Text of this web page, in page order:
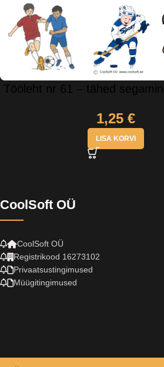
Tööleht nr 61 – tähed
1,25 €
LISA KORVI
CoolSoft OÜ
CoolSoft OÜ
Registrikood 16273102
Privaatsustingimused
Müügitingimused